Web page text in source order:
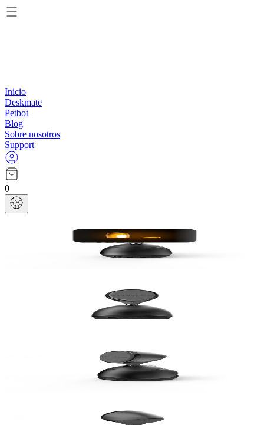
Inicio
Deskmate
Petbot
Blog
Sobre nosotros
Support
0